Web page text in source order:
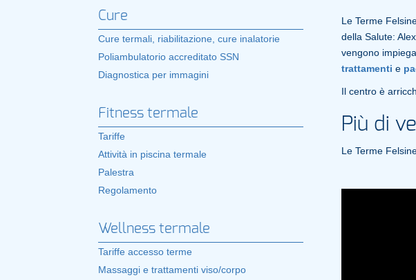
Le Terme
della Salute:
vengono
trattamenti e
Il centro è
Più di
Le Terme
Cure
Cure termali, riabilitazione, cure inalatorie
Poliambulatorio accreditato SSN
Diagnostica per immagini
Fitness termale
Tariffe
Attività in piscina termale
Palestra
Regolamento
Wellness termale
Tariffe accesso terme
Massaggi e trattamenti viso/corpo